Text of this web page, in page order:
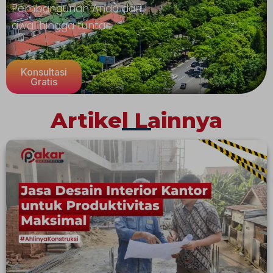
Pembangunan Anda dari
awal hingga tuntas.
Konsultasi
Gratis
Artikel Lainnya